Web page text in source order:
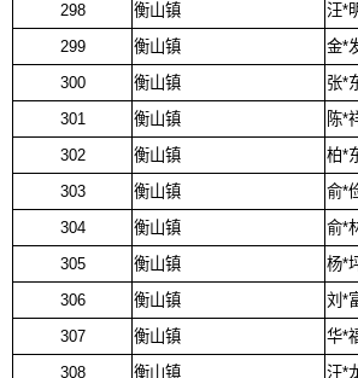
298
衡山镇
汪*
299
衡山镇
金*
300
衡山镇
张*
301
衡山镇
陈*
302
衡山镇
柏*
303
衡山镇
俞*
304
衡山镇
俞*
305
衡山镇
杨*
306
衡山镇
刘*
307
衡山镇
华*
308
衡山镇 汪*